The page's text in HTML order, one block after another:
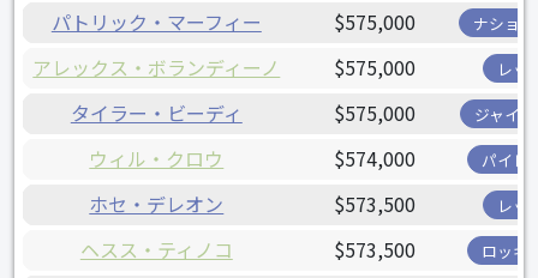
パトリック・マーフィー $575,000 ナショ
アレックス・ボランディーノ $575,000 レッ
タイラー・ビーディ $575,000 ジャイ
ウィル・クロウ $574,000 パイレ
ホセ・デレオン $573,500 レッ
ヘスス・ティノコ $573,500 ロッキ